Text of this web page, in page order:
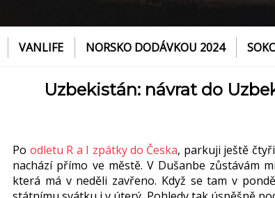
VANLIFE NORSKO DODÁVKOU 2024
Uzbekistán: návrat do
Po odletu R a I zpátky do Česka, parkuji ještě
nachází přímo ve městě. V Dušanbe zůstávám
která má v neděli zavřeno. Když se tam v